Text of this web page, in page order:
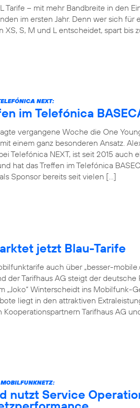
Tarife – mit mehr Bandbreite in den
im ersten Jahr. Denn wer sich für
XS, S, M und L entscheidet, spart bis
NEXT:
im Telefónica
vergangene Woche die One
einem ganz besonderen Ansatz.
Telefónica NEXT, ist seit 2015 auch
hat das Treffen im Telefónica
Sponsor bereits seit vielen […]
jetzt Blau-Tarife
auch über „besser-
der Tarifhaus AG steigt der
„Joko“ Winterscheidt ins Mobilfunk-
liegt in den attraktiven
Tarifhaus AG
nutzt Service